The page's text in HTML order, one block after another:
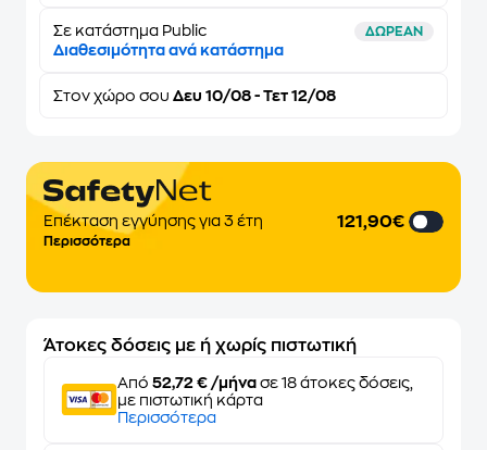
Σε κατάστημα Public ΔΩΡΕΑΝ
Διαθεσιμότητα ανά κατάστημα
Στον χώρο σου Δευ 10/08 - Τετ 12/08
Επέκταση εγγύησης για 3 έτη
Περισσότερα
121,90€
Άτοκες δόσεις με ή χωρίς πιστωτική
Από 52,72 € /μήνα σε 18 άτοκες δόσεις,
με πιστωτική κάρτα
Περισσότερα